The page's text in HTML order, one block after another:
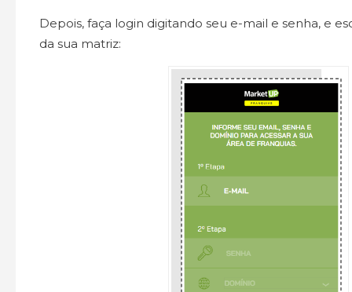
Depois, faça login digitando seu e-mail e senha, e
da sua matriz: